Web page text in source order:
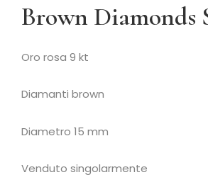
Brown Diamonds
Oro rosa 9 kt
Diamanti brown
Diametro 15 mm
Venduto singolarmente